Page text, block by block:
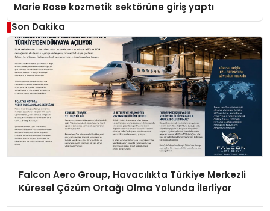
Marie Rose kozmetik sektörüne giriş yaptı
Son Dakika
Falcon Aero Group, Havacılıkta Türkiye Merkezli
Küresel Çözüm Ortağı Olma Yolunda İlerliyor